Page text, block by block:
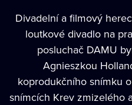
Divadelní a filmový
loutkové divadlo na
posluchač DAMU
Agnieszkou
koprodukčního snímku
snímcích Krev zmizelého